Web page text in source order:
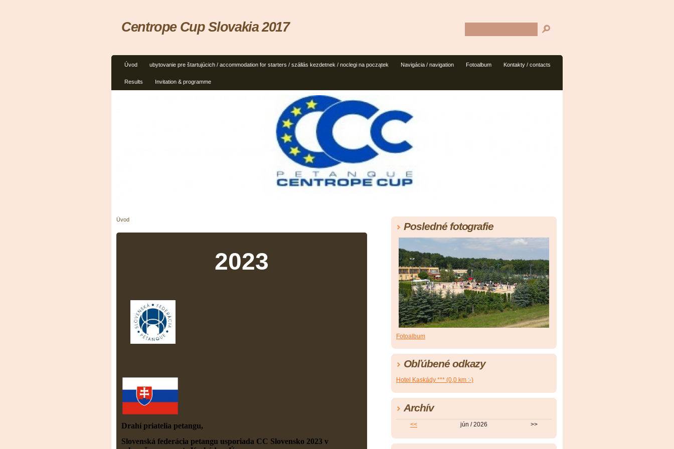
Úvod ubytovanie pre štartujúcich / accommodation for starters / szállás kezdetnek / noclegi na początek Navigácia / navigation Fotoalbum Kontakty / contacts
Results Invitation & programme
Centrope Cup Slovakia 2017
Úvod
2023
Drahí priatelia petangu,
Slovenská federácia petangu usporiada CC Slovensko 2023 v
Posledné fotografie
Fotoalbum
Obľúbené odkazy
Hotel Kaskády *** (0,0 km :-)
Archív
<< jún / 2026 >>